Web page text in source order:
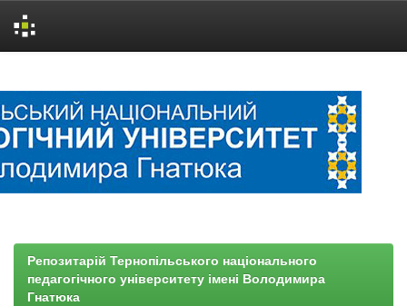
Репозитарій Тернопільського національного
педагогічного університету імені Володимира
Гнатюка